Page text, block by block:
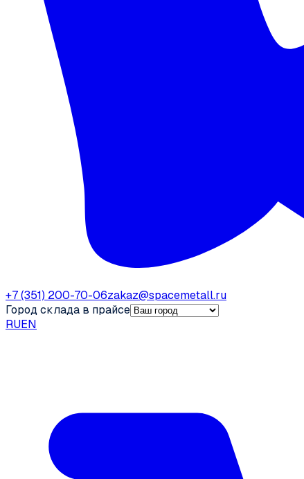
+7 (351) 200-70-06zakaz@spacemetall.ru
Город склада в прайсе
RUEN